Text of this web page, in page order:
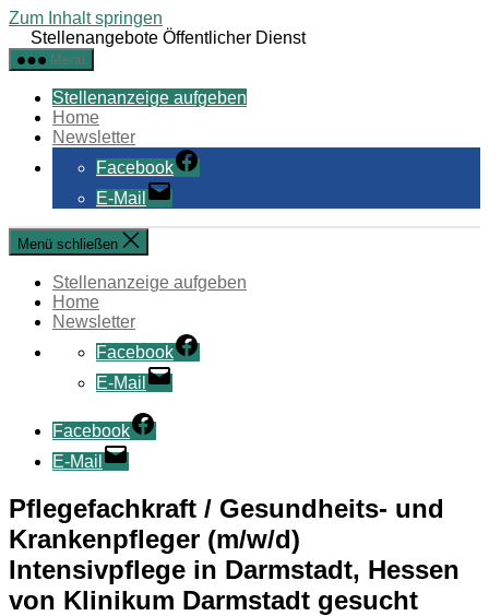
Zum Inhalt springen
Stellenangebote Öffentlicher Dienst
Menü
Stellenanzeige aufgeben
Home
Newsletter
Facebook
E-Mail
Menü schließen
Stellenanzeige aufgeben
Home
Newsletter
Facebook
E-Mail
Facebook
E-Mail
Pflegefachkraft / Gesundheits- und
Krankenpfleger (m/w/d)
Intensivpflege in Darmstadt, Hessen
von Klinikum Darmstadt gesucht